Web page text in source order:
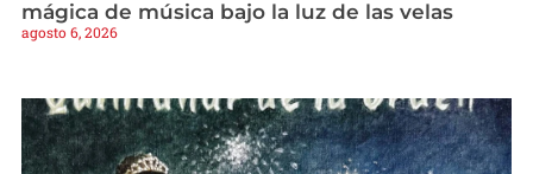
mágica de música bajo la luz de las velas
agosto 6, 2026